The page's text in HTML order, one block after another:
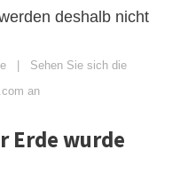
deshalb nicht
| Sehen Sie sich die
an
Erde wurde